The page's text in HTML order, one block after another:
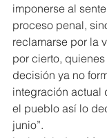
imponerse al
proceso penal,
reclamarse por la
por cierto,
decisión ya no
integración actual
el pueblo así lo
junio”.